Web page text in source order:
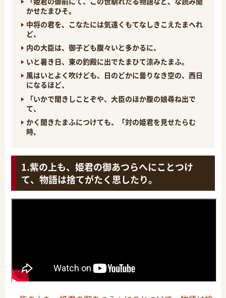
かせたまひそ。
中将の君を、こなたには気遠くもてなしきこえたまへれ
ど、
内の大臣は、御子ども腹々いと多かるに、
いと暑き日、東の釣殿に出でたまひて涼みたまふ。
風はいとよく吹けども、日のどかに曇りなき空の、西日
になるほど、
「いかで聞きしことぞや、大臣のほか腹の娘尋ね出で
て、
かく聞きたまふにつけても、「対の姫君を見せたらむ
時、
紫の上も、姫君の御あつらへにことつけ
て、物語は捨てがたく思したり。